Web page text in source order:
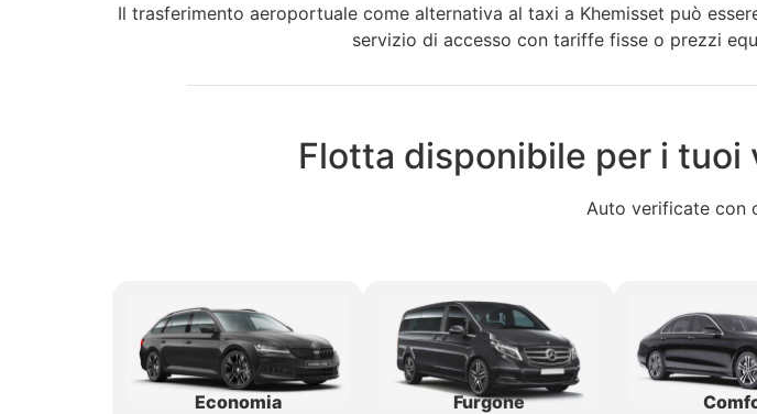
Il trasferimento aeroportuale come alternativa al taxi a Khemisset può
servizio di accesso con tariffe fisse o prezzi
Flotta disponibile per i tuoi
Auto verificate con
Economia Furgone